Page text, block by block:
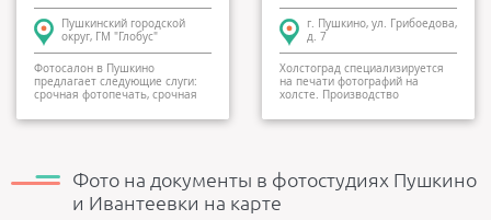
Пушкинский городской
округ, ГМ "Глобус"
Фотосалон в Пушкино
предлагает следующие слуги:
срочная фотопечать, срочная
г. Пушкино, ул. Грибоедова,
д. 7
Холстоград специализируется
на печати фотографий на
холсте. Производство
Фото на документы в фотостудиях Пушкино
и Ивантеевки на карте